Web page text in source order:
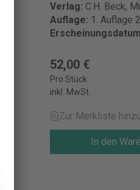
Verlag: C.H. Beck,
Auflage: 1. Auflage
52,00 €
Pro Stück
inkl. MwSt.
Zur Merkliste
In den